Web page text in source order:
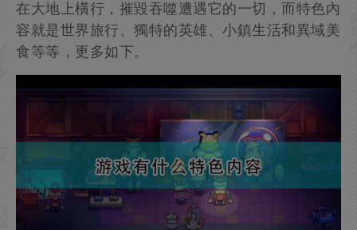
在大地上橫行，摧毀吞噬遭遇它的一切，而特色內
容就是世界旅行、獨特的英雄、小鎮生活和異域美
食等等，更多如下。